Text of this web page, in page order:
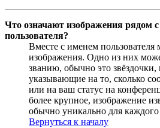
Что означают изображения рядом
пользователя?
Вместе с именем пользователя
изображения. Одно из них
званию, обычно это звёздочки,
указывающие на то, сколько
или на ваш статус на
более крупное, изображение
обычно уникально для каждого
Вернуться к началу